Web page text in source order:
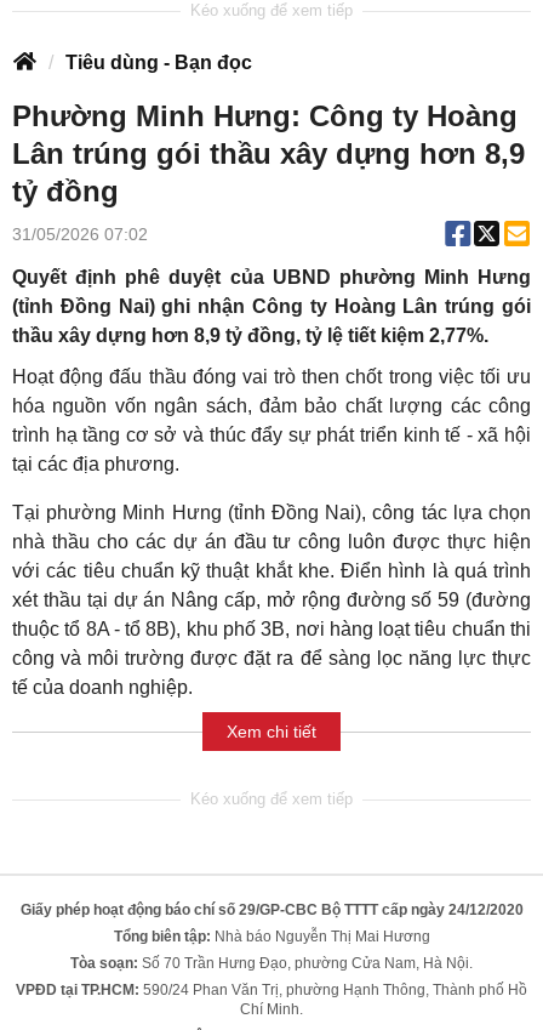
Tiêu dùng - Bạn đọc
Phường Minh Hưng: Công ty Hoàng
Lân trúng gói thầu xây dựng hơn 8,9
tỷ đồng
31/05/2026 07:02
Quyết định phê duyệt của UBND phường Minh Hưng
(tỉnh Đồng Nai) ghi nhận Công ty Hoàng Lân trúng gói
thầu xây dựng hơn 8,9 tỷ đồng, tỷ lệ tiết kiệm 2,77%.
Hoạt động đấu thầu đóng vai trò then chốt trong việc tối ưu
hóa nguồn vốn ngân sách, đảm bảo chất lượng các công
trình hạ tầng cơ sở và thúc đẩy sự phát triển kinh tế - xã hội
tại các địa phương.
Tại phường Minh Hưng (tỉnh Đồng Nai), công tác lựa chọn
nhà thầu cho các dự án đầu tư công luôn được thực hiện
với các tiêu chuẩn kỹ thuật khắt khe. Điển hình là quá trình
xét thầu tại dự án Nâng cấp, mở rộng đường số 59 (đường
thuộc tổ 8A - tổ 8B), khu phố 3B, nơi hàng loạt tiêu chuẩn thi
công và môi trường được đặt ra để sàng lọc năng lực thực
tế của doanh nghiệp.
Xem chi tiết
Giấy phép hoạt động báo chí số 29/GP-CBC Bộ TTTT cấp ngày 24/12/2020
Tổng biên tập: Nhà báo Nguyễn Thị Mai Hương
Tòa soạn: Số 70 Trần Hưng Đạo, phường Cửa Nam, Hà Nội.
VPĐD tại TP.HCM: 590/24 Phan Văn Trị, phường Hạnh Thông, Thành phố Hồ
Chí Minh.